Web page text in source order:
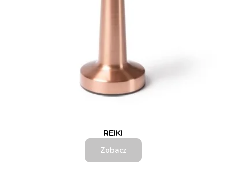
REIKI
Zobacz